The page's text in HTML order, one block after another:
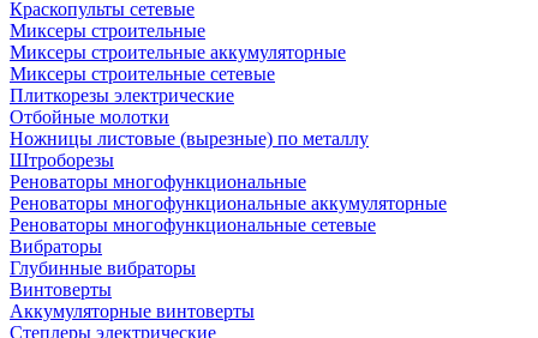
Краскопульты сетевые
Миксеры строительные
Миксеры строительные аккумуляторные
Миксеры строительные сетевые
Плиткорезы электрические
Отбойные молотки
Ножницы листовые (вырезные) по металлу
Штроборезы
Реноваторы многофункциональные
Реноваторы многофункциональные аккумуляторные
Реноваторы многофункциональные сетевые
Вибраторы
Глубинные вибраторы
Винтоверты
Аккумуляторные винтоверты
Степлеры электрические